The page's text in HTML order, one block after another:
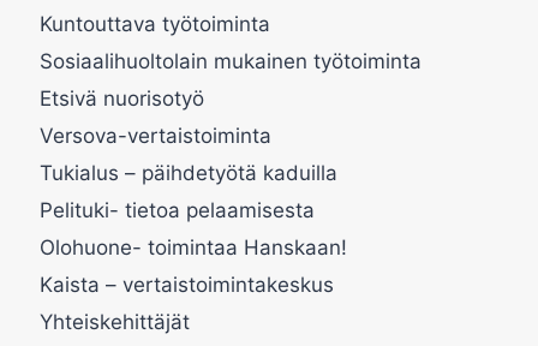
Kuntouttava työtoiminta
Sosiaalihuoltolain mukainen työtoiminta
Etsivä nuorisotyö
Versova-vertaistoiminta
Tukialus – päihdetyötä kaduilla
Pelituki- tietoa pelaamisesta
Olohuone- toimintaa Hanskaan!
Kaista – vertaistoimintakeskus
Yhteiskehittäjät